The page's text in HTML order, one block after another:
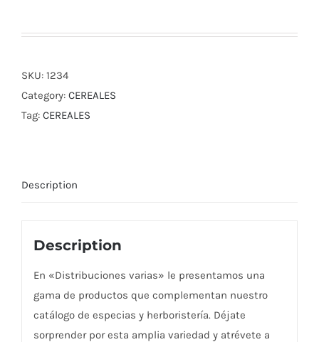
SKU: 1234
Category: CEREALES
Tag: CEREALES
Description
Description
En «Distribuciones varias» le presentamos una
gama de productos que complementan nuestro
catálogo de especias y herboristería. Déjate
sorprender por esta amplia variedad y atrévete a